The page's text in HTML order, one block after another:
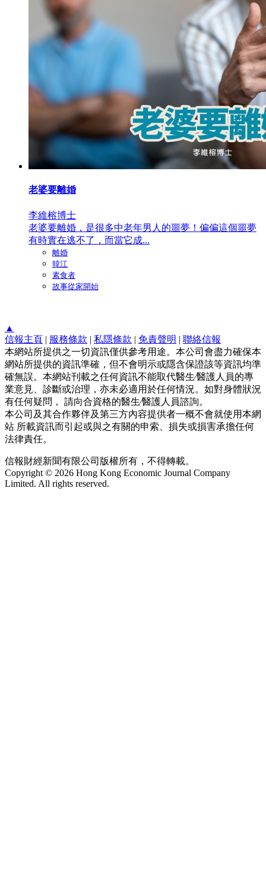
老婆要離婚
李維榕博士
老婆要離婚，是很多中老年男人的噩夢！偏偏這個噩夢
有時實在逃不了，而當它成...
離婚
韓江
素食者
故事從家開始
▲
信報主頁 | 服務條款 | 私隱條款 | 免責聲明 | 聯絡信報
本網站所提供之一切資訊僅供參考用途。本公司會盡力確保本
網站所提供的資訊準確，但不會明示或隱含保證該等資訊均準
確無誤。本網站刊載之任何資訊不能取代醫生∕醫護人員的專
業意見、診斷或治理，亦未必適用於任何情況。如對身體狀況
有任何疑問， 請向合資格的醫生∕醫護人員諮詢。
本公司及其合作夥伴及第三方內容提供者一概不會就使用本網
站 所載資訊而引起或與之有關的申索、損失或損害承擔任何
法律責任。
信報財經新聞有限公司版權所有，不得轉載。
Copyright © 2026 Hong Kong Economic Journal Company
Limited. All rights reserved.